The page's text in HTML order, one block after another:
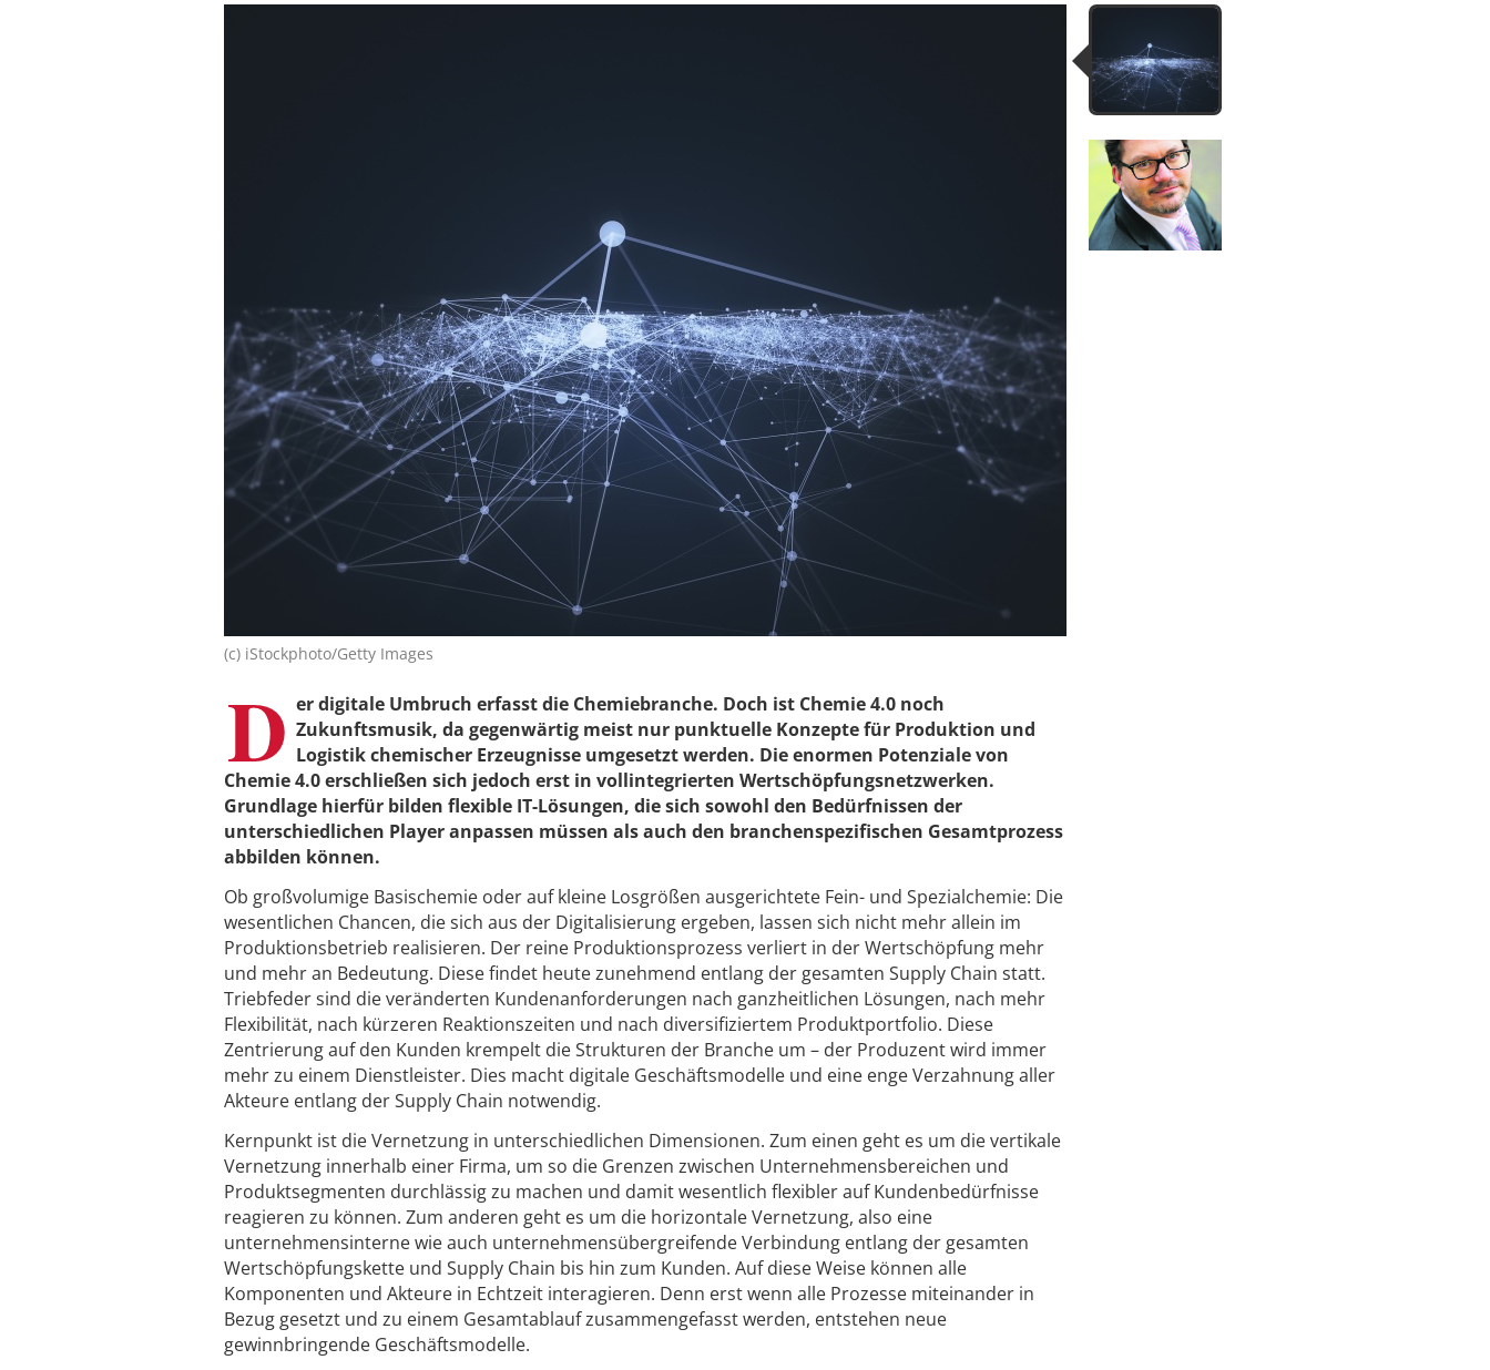
(c) iStockphoto/Getty Images
D er digitale Umbruch erfasst die Chemiebranche. Doch ist Chemie 4.0 noch
Zukunftsmusik, da gegenwärtig meist nur punktuelle Konzepte für Produktion und
Logistik chemischer Erzeugnisse umgesetzt werden. Die enormen Potenziale von
Chemie 4.0 erschließen sich jedoch erst in vollintegrierten Wertschöpfungsnetzwerken.
Grundlage hierfür bilden flexible IT-Lösungen, die sich sowohl den Bedürfnissen der
unterschiedlichen Player anpassen müssen als auch den branchenspezifischen Gesamtprozess
abbilden können.
Ob großvolumige Basischemie oder auf kleine Losgrößen ausgerichtete Fein- und Spezialchemie: Die
wesentlichen Chancen, die sich aus der Digitalisierung ergeben, lassen sich nicht mehr allein im
Produktionsbetrieb realisieren. Der reine Produktionsprozess verliert in der Wertschöpfung mehr
und mehr an Bedeutung. Diese findet heute zunehmend entlang der gesamten Supply Chain statt.
Triebfeder sind die veränderten Kundenanforderungen nach ganzheitlichen Lösungen, nach mehr
Flexibilität, nach kürzeren Reaktionszeiten und nach diversifiziertem Produktportfolio. Diese
Zentrierung auf den Kunden krempelt die Strukturen der Branche um – der Produzent wird immer
mehr zu einem Dienstleister. Dies macht digitale Geschäftsmodelle und eine enge Verzahnung aller
Akteure entlang der Supply Chain notwendig.
Kernpunkt ist die Vernetzung in unterschiedlichen Dimensionen. Zum einen geht es um die vertikale
Vernetzung innerhalb einer Firma, um so die Grenzen zwischen Unternehmensbereichen und
Produktsegmenten durchlässig zu machen und damit wesentlich flexibler auf Kundenbedürfnisse
reagieren zu können. Zum anderen geht es um die horizontale Vernetzung, also eine
unternehmensinterne wie auch unternehmensübergreifende Verbindung entlang der gesamten
Wertschöpfungskette und Supply Chain bis hin zum Kunden. Auf diese Weise können alle
Komponenten und Akteure in Echtzeit interagieren. Denn erst wenn alle Prozesse miteinander in
Bezug gesetzt und zu einem Gesamtablauf zusammengefasst werden, entstehen neue
gewinnbringende Geschäftsmodelle.